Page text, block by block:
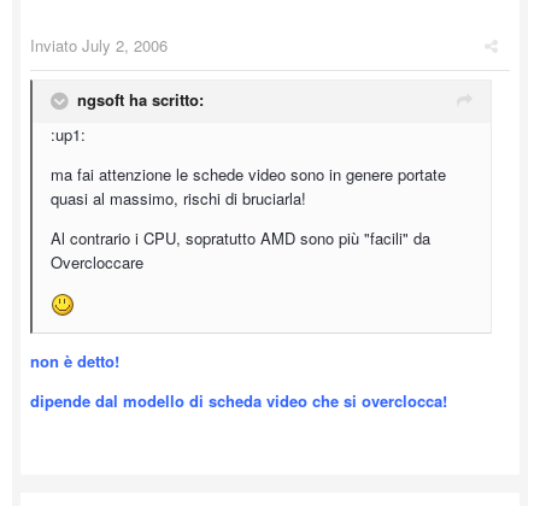
Inviato July 2, 2006
ngsoft ha scritto:
:up1:
ma fai attenzione le schede video sono in genere portate
quasi al massimo, rischi di bruciarla!
Al contrario i CPU, sopratutto AMD sono più "facili" da
Overcloccare
non è detto!
dipende dal modello di scheda video che si overclocca!